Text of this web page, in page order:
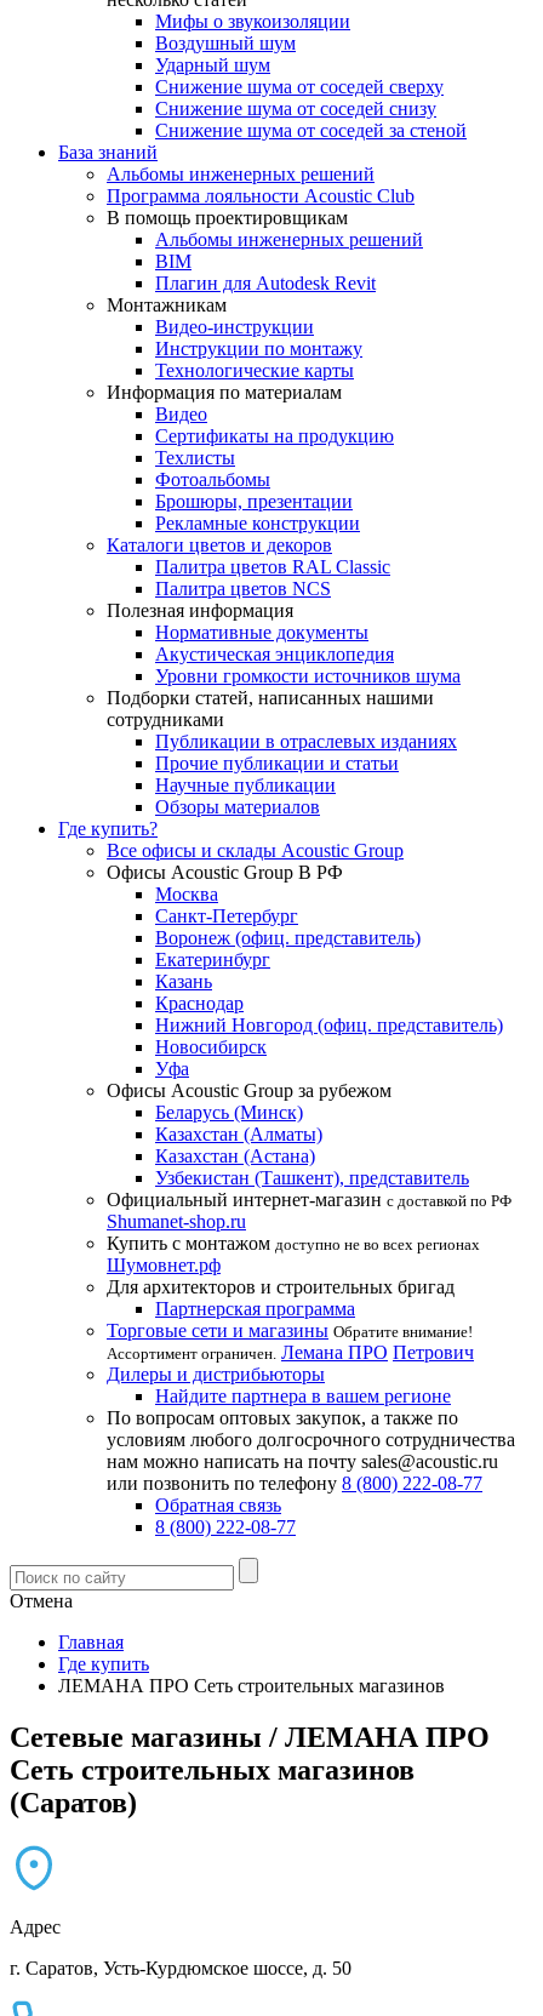
Мифы о звукоизоляции
Воздушный шум
Ударный шум
Снижение шума от соседей сверху
Снижение шума от соседей снизу
Снижение шума от соседей за стеной
База знаний
Альбомы инженерных решений
Программа лояльности Acoustic Club
В помощь проектировщикам
Альбомы инженерных решений
BIM
Плагин для Autodesk Revit
Монтажникам
Видео-инструкции
Инструкции по монтажу
Технологические карты
Информация по материалам
Видео
Сертификаты на продукцию
Техлисты
Фотоальбомы
Брошюры, презентации
Рекламные конструкции
Каталоги цветов и декоров
Палитра цветов RAL Сlassic
Палитра цветов NCS
Полезная информация
Нормативные документы
Акустическая энциклопедия
Уровни громкости источников шума
Подборки статей, написанных нашими
сотрудниками
Публикации в отраслевых изданиях
Прочие публикации и статьи
Научные публикации
Обзоры материалов
Где купить?
Все офисы и склады Acoustic Group
Офисы Acoustic Group В РФ
Москва
Санкт-Петербург
Воронеж (офиц. представитель)
Екатеринбург
Казань
Краснодар
Нижний Новгород (офиц. представитель)
Новосибирск
Уфа
Офисы Acoustic Group за рубежом
Беларусь (Минск)
Казахстан (Алматы)
Казахстан (Астана)
Узбекистан (Ташкент), представитель
Официальный интернет-магазин с доставкой по РФ
Shumanet-shop.ru
Купить с монтажом доступно не во всех регионах
Шумовнет.рф
Для архитекторов и строительных бригад
Партнерская программа
Торговые сети и магазины Обратите внимание!
Ассортимент ограничен. Лемана ПРО Петрович
Дилеры и дистрибьюторы
Найдите партнера в вашем регионе
По вопросам оптовых закупок, а также по
условиям любого долгосрочного сотрудничества
нам можно написать на почту sales@acoustic.ru
или позвонить по телефону 8 (800) 222-08-77
Обратная связь
8 (800) 222-08-77
Отмена
Главная
Где купить
ЛЕМАНА ПРО Сеть строительных магазинов
Сетевые магазины / ЛЕМАНА ПРО
Сеть строительных магазинов
(Саратов)
Адрес
г. Саратов, Усть-Курдюмское шоссе, д. 50